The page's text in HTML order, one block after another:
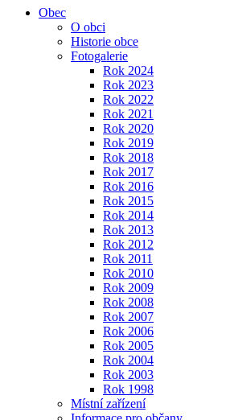
Obec
O obci
Historie obce
Fotogalerie
Rok 2024
Rok 2023
Rok 2022
Rok 2021
Rok 2020
Rok 2019
Rok 2018
Rok 2017
Rok 2016
Rok 2015
Rok 2014
Rok 2013
Rok 2012
Rok 2011
Rok 2010
Rok 2009
Rok 2008
Rok 2007
Rok 2006
Rok 2005
Rok 2004
Rok 2003
Rok 1998
Místní zařízení